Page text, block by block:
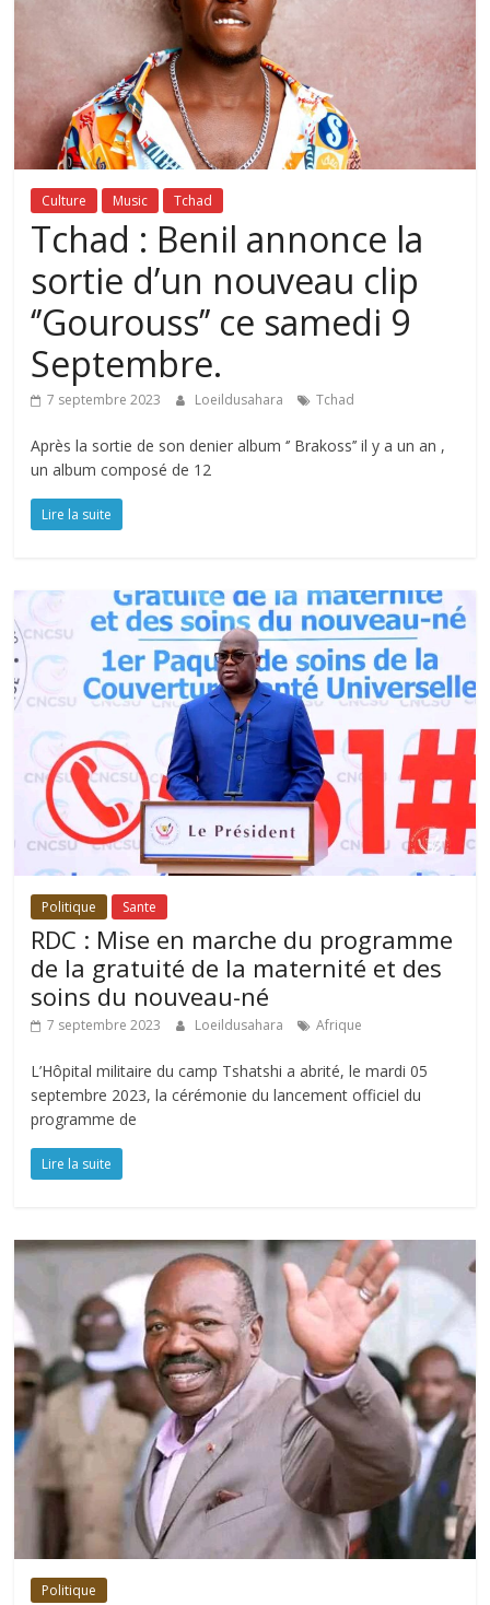
Culture Music Tchad
Tchad : Benil annonce la
sortie d’un nouveau clip
‘’Gourouss’’ ce samedi 9
Septembre.
7 septembre 2023 Loeildusahara Tchad
Après la sortie de son denier album ‘’ Brakoss’’ il y a un an ,
un album composé de 12
Lire la suite
Politique Sante
RDC : Mise en marche du programme
de la gratuité de la maternité et des
soins du nouveau-né
7 septembre 2023 Loeildusahara Afrique
L’Hôpital militaire du camp Tshatshi a abrité, le mardi 05
septembre 2023, la cérémonie du lancement officiel du
programme de
Lire la suite
Politique